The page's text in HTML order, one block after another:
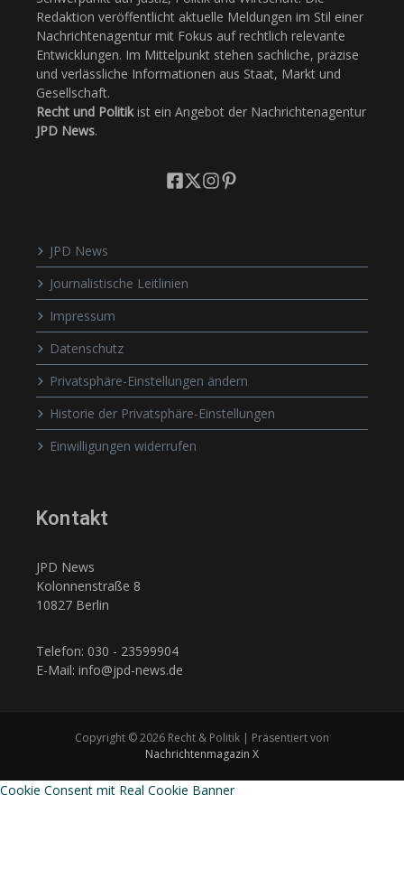
Redaktion veröffentlicht aktuelle Meldungen im Stil einer
Nachrichtenagentur mit Fokus auf rechtlich relevante
Entwicklungen. Im Mittelpunkt stehen sachliche, präzise
und verlässliche Informationen aus Staat, Markt und
Gesellschaft.
Recht und Politikist ein Angebot der Nachrichtenagentur
JPD News.
JPD News
Journalistische Leitlinien
Impressum
Datenschutz
Privatsphäre-Einstellungen ändern
Historie der Privatsphäre-Einstellungen
Einwilligungen widerrufen
Kontakt
JPD News
Kolonnenstraße 8
10827 Berlin
Telefon: 030 - 23599904
E-Mail: info@jpd-news.de
Copyright © 2026 Recht & Politik | Präsentiert von
Nachrichtenmagazin X
Cookie Consent mit Real Cookie Banner